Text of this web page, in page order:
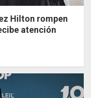
Hilton rompen
atención